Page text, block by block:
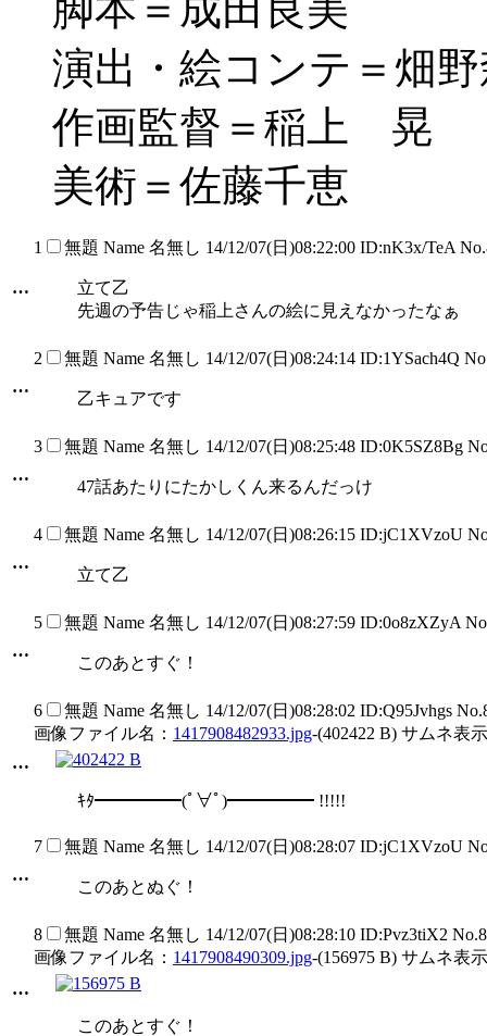
演出・絵コンテ＝畑
作画監督＝稲上 晃
美術＝佐藤千恵
…
1 無題 Name 名無し 14/12/07(日)08:22:00 ID:nK3x/TeA
立て乙
先週の予告じゃ稲上さんの絵に見えなかったなぁ
…
2 無題 Name 名無し 14/12/07(日)08:24:14 ID:1YSach4Q
乙キュアです
…
3 無題 Name 名無し 14/12/07(日)08:25:48 ID:0K5SZ8Bg
47話あたりにたかしくん来るんだっけ
…
4 無題 Name 名無し 14/12/07(日)08:26:15 ID:jC1XVzoU
立て乙
…
5 無題 Name 名無し 14/12/07(日)08:27:59 ID:0o8zXZyA
このあとすぐ！
…
6 無題 Name 名無し 14/12/07(日)08:28:02 ID:Q95Jvhgs
画像ファイル名： 1417908482933.jpg-(402422 B) サムネ表
ｷﾀ━━━━━(ﾟ∀ﾟ)━━━━━ !!!!!
…
7 無題 Name 名無し 14/12/07(日)08:28:07 ID:jC1XVzoU
このあとぬぐ！
…
8 無題 Name 名無し 14/12/07(日)08:28:10 ID:Pvz3tiX2
画像ファイル名： 1417908490309.jpg-(156975 B) サムネ表
このあとすぐ！